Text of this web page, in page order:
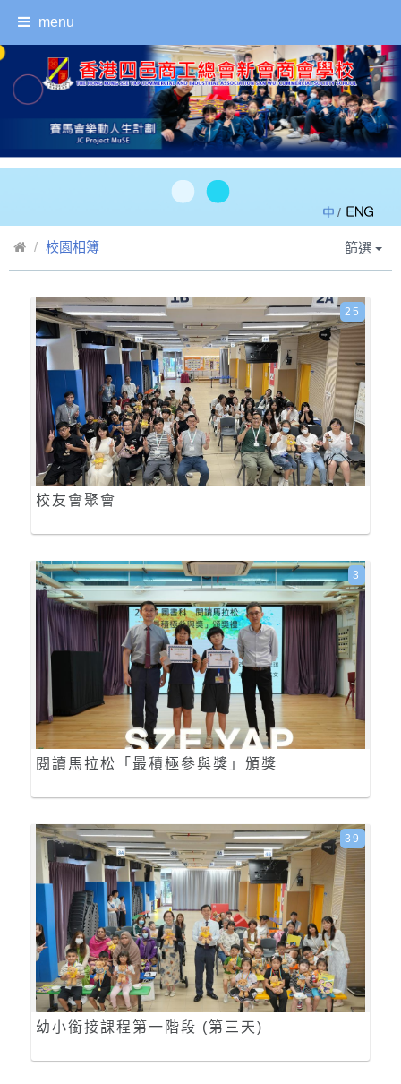
menu
/
校園相簿 篩選
校友會聚會
25
閱讀馬拉松「最積極參與獎」頒獎
3
幼小銜接課程第一階段 (第三天)
39